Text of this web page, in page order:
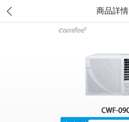
商品詳情